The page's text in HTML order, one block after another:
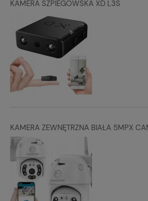
KAMERA SZPIEGOWSKA XD L3S
KAMERA ZEWNĘTRZNA BIAŁA 5MPX